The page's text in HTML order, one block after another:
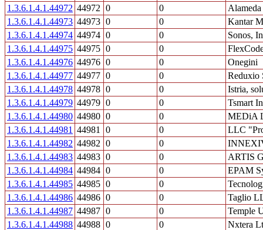
1.3.6.1.4.1.44972 44972 0 0
1.3.6.1.4.1.44973 44973 0 0
Kantar
1.3.6.1.4.1.44974 44974 0 0
Sonos,
1.3.6.1.4.1.44975 44975 0 0
1.3.6.1.4.1.44976 44976 0 0
Onegini
1.3.6.1.4.1.44977 44977 0 0
Reduxio
1.3.6.1.4.1.44978 44978 0 0
Istria,
1.3.6.1.4.1.44979 44979 0 0
Tsmart
1.3.6.1.4.1.44980 44980 0 0
MEDiA
1.3.6.1.4.1.44981 44981 0 0
LLC
1.3.6.1.4.1.44982 44982 0 0
1.3.6.1.4.1.44983 44983 0 0
ARTIS
1.3.6.1.4.1.44984 44984 0 0
EPAM
1.3.6.1.4.1.44985 44985 0 0
1.3.6.1.4.1.44986 44986 0 0
Taglio
1.3.6.1.4.1.44987 44987 0 0
Temple
1.3.6.1.4.1.44988 44988 0 0
Nxtera